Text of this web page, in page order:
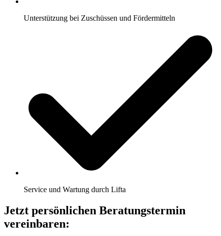
Unterstützung bei Zuschüssen und Fördermitteln
Service und Wartung durch Lifta
Jetzt persönlichen Beratungstermin
vereinbaren: